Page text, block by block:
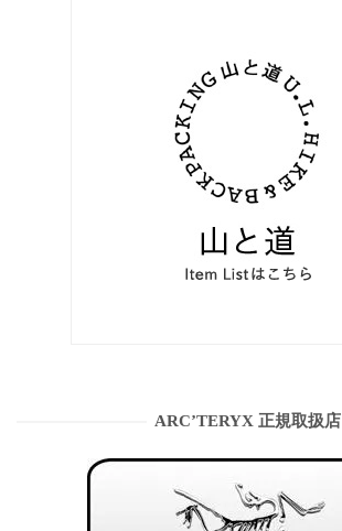
ARC’TERYX 正規取扱店